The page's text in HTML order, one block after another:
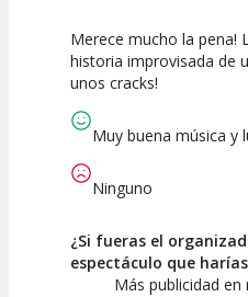
10
Calidad del
10
Merece mucho la pena!
historia improvisada de
unos cracks!
Muy buena música y
Ninguno
¿Si fueras el
espectáculo que
Más publicidad en